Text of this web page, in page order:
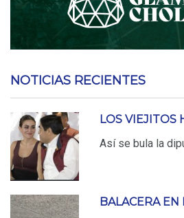
NOTICIAS RECIENTES
LOS VIEJITOS
Así se bula la
BALACERA EN